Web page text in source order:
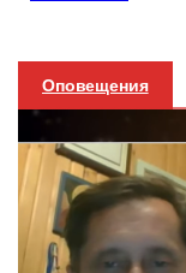
Оповещения